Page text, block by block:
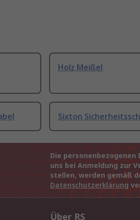
Holz Meißel
Sixton
Die personenbezogenen
uns bei Anmeldung zur
stellen, werden gemäß
Datenschutzerklärung
Über RS